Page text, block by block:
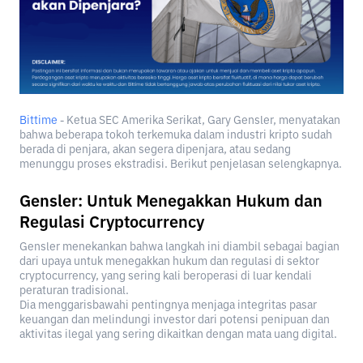
Bittime - Ketua SEC Amerika Serikat, Gary Gensler, menyatakan
bahwa beberapa tokoh terkemuka dalam industri kripto sudah
berada di penjara, akan segera dipenjara, atau sedang
menunggu proses ekstradisi. Berikut penjelasan selengkapnya.
Gensler: Untuk Menegakkan Hukum dan
Regulasi Cryptocurrency
Gensler menekankan bahwa langkah ini diambil sebagai bagian
dari upaya untuk menegakkan hukum dan regulasi di sektor
cryptocurrency, yang sering kali beroperasi di luar kendali
peraturan tradisional.
Dia menggarisbawahi pentingnya menjaga integritas pasar
keuangan dan melindungi investor dari potensi penipuan dan
aktivitas ilegal yang sering dikaitkan dengan mata uang digital.